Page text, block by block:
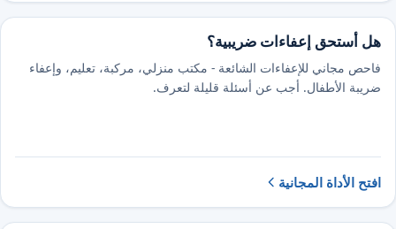
هل أستحق إعفاءات ضريبية؟
فاحص مجاني للإعفاءات الشائعة - مكتب منزلي، مركبة، تعليم، وإعفاء
ضريبة الأطفال. أجب عن أسئلة قليلة لتعرف.
افتح الأداة المجانية